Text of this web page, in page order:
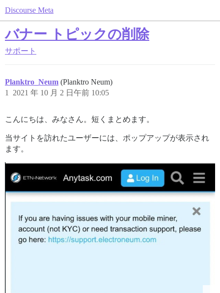
Discourse Meta
バナー トピックの削除
サポート
Planktro_Neum (Planktro Neum)
2021 年 10 月 2 日午前 10:05
1
こんにちは、みなさん。短くまとめます。
当サイトを訪れたユーザーには、ポップアップが表示され
ます。